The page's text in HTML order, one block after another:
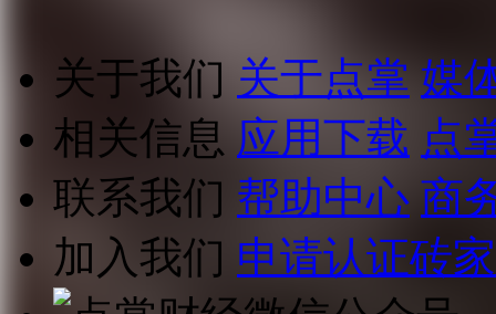
关于我们 关于点掌 媒
相关信息 应用下载 点
联系我们 帮助中心 商
加入我们 申请认证砖家